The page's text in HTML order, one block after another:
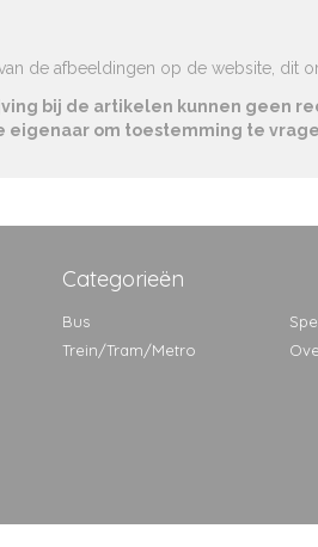
de afbeeldingen op de website, dit
bij de artikelen kunnen geen
om toestemming te
Categorieën
Bus
Trein/Tram/Metro